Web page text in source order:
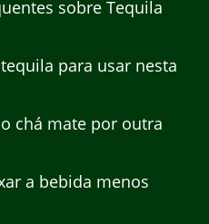
sobre Tequila
para usar nesta
chá mate por outra
a bebida menos